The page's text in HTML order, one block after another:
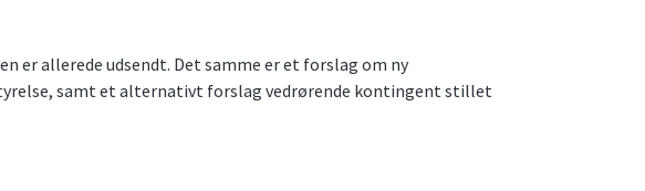
er allerede udsendt. Det samme er et forslag om ny
samt et alternativt forslag vedrørende kontingent stillet